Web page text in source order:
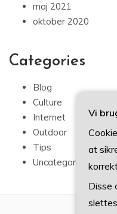
maj 2021
oktober 2020
Categories
Blog
Culture
Internet
Outdoor
Tips
Uncategorized
Vi
at
Disse